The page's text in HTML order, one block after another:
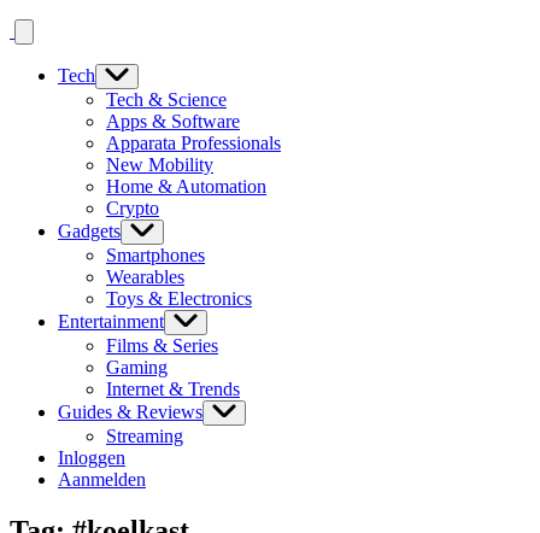
Tech
Tech & Science
Apps & Software
Apparata Professionals
New Mobility
Home & Automation
Crypto
Gadgets
Smartphones
Wearables
Toys & Electronics
Entertainment
Films & Series
Gaming
Internet & Trends
Guides & Reviews
Streaming
Inloggen
Aanmelden